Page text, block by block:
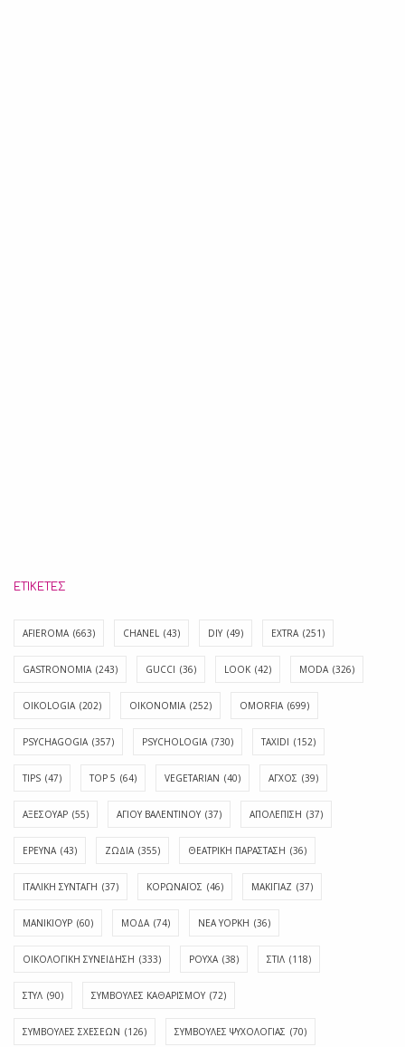
ΕΤΙΚΈΤΕΣ
AFIEROMA (663) CHANEL (43) DIY (49) EXTRA (251)
GASTRONOMIA (243) GUCCI (36) LOOK (42) MODA (326)
OIKOLOGIA (202) OIKONOMIA (252) OMORFIA (699)
PSYCHAGOGIA (357) PSYCHOLOGIA (730) TAXIDI (152)
TIPS (47) TOP 5 (64) VEGETARIAN (40) ΑΓΧΟΣ (39)
ΑΞΕΣΟΥΑΡ (55) ΑΓΊΟΥ ΒΑΛΕΝΤΊΝΟΥ (37) ΑΠΟΛΈΠΙΣΗ (37)
ΕΡΕΥΝΑ (43) ΖΩΔΙΑ (355) ΘΕΑΤΡΙΚΗ ΠΑΡΑΣΤΑΣΗ (36)
ΙΤΑΛΙΚΗ ΣΥΝΤΑΓΗ (37) ΚΟΡΩΝΑΪΟΣ (46) ΜΑΚΙΓΙΑΖ (37)
ΜΑΝΙΚΙΟΥΡ (60) ΜΟΔΑ (74) ΝΕΑ ΥΟΡΚΗ (36)
ΟΙΚΟΛΟΓΙΚΗ ΣΥΝΕΙΔΗΣΗ (333) ΡΟΥΧΑ (38) ΣΤΙΛ (118)
ΣΤΥΛ (90) ΣΥΜΒΟΥΛΕΣ ΚΑΘΑΡΙΣΜΟΥ (72)
ΣΥΜΒΟΥΛΕΣ ΣΧΕΣΕΩΝ (126) ΣΥΜΒΟΥΛΕΣ ΨΥΧΟΛΟΓΙΑΣ (70)